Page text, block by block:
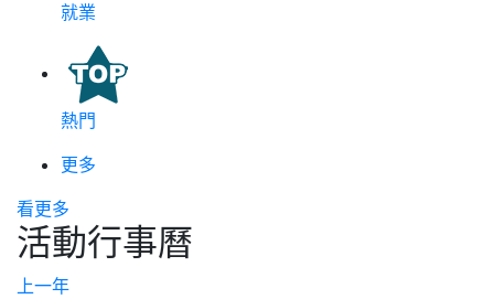
就業
熱門
更多
看更多
活動行事曆
上一年